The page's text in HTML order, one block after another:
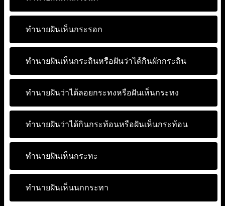
ทำนายฝันเห็นกระรอก
ทำนายฝันเห็นกระถินหรือฝันว่าได้กินผักกระถิน
ทำนายฝันว่าได้ลอยกระทงหรือฝันเห็นกระทง
ทำนายฝันว่าได้กินกระท้อนหรือฝันเห็นกระท้อน
ทำนายฝันเห็นกระทะ
ทำนายฝันเห็นนกกระทา